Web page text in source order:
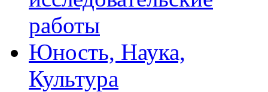
работы
Юность, Наука,
Культура